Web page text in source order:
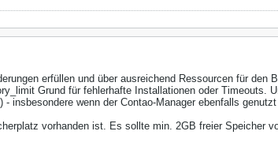
erfüllen und über ausreichend Ressourcen für den
Grund für fehlerhafte Installationen oder Timeouts.
insbesondere wenn der Contao-Manager ebenfalls
vorhanden ist. Es sollte min. 2GB freier Speicher